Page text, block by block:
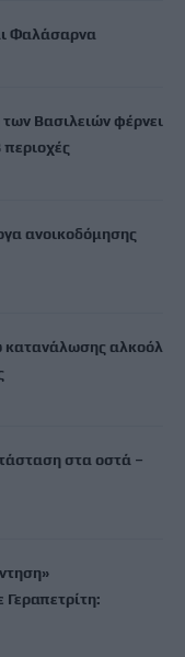
Φαλάσαρνα
Βασιλειών φέρνει
ανοικοδόμησης
κατανάλωσης αλκοόλ
στα οστά –